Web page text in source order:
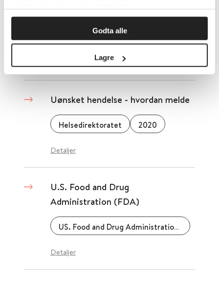
Godta alle
Lagre
Utviklingssenter for sykehjem og
hjemmetjenester
Uønsket hendelse - hvordan melde
Helsedirektoratet 2020
Detaljer
U.S. Food and Drug
Administration (FDA)
US. Food and Drug Administration (FDA)
Detaljer